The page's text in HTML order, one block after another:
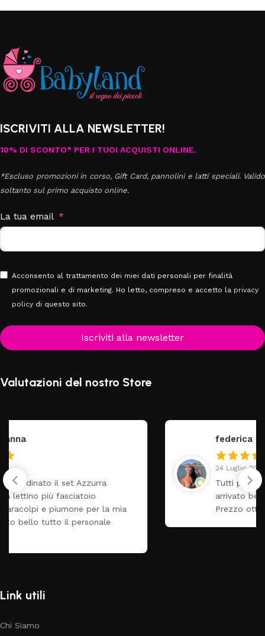
ISCRIVITI ALLA NEWSLETTER!
10% DI SCONTO* PER I TUOI ACQUISTI ONLINE.
*Escluso promozioni in corso, Gift Card, pannolini e latti speciali. Valido
soltanto sul primo acquisto online.
La tua email
Acconsento al trattamento dei miei dati personali per finalità
promozionali e di marketing. Ho letto, compreso e accetto la privacy
policy di questo sito.
Iscriviti alla newsletter
Valutazioni del nostro Store
Tutti perfetto! Ho ordinato un lettino che é
arrivato ben imballato dopo pochi giorni.
Prezzo ottimi rispetto la concorrenza
Link utili
Chi Siamo